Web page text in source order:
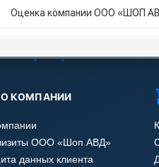
Оценка компании ООО «ШОП
О КОМПАНИИ
ООО «Шоп АВД»
данных клиента